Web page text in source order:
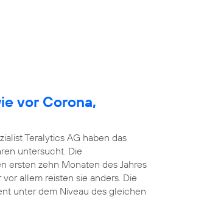
vor Corona,
Teralytics AG haben das
untersucht. Die
ersten zehn Monaten des Jahres
allem reisten sie anders. Die
unter dem Niveau des gleichen